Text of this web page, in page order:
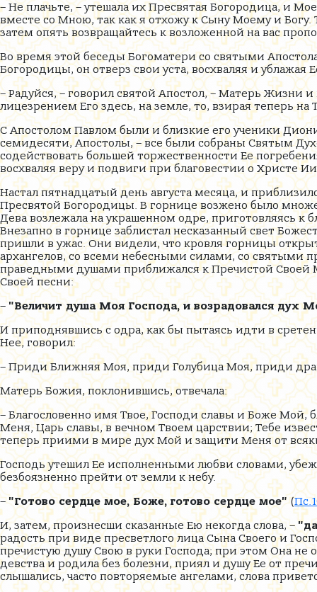
– Не плачьте, – утешала их Пресвятая Богородица, и
вместе со Мною, так как я отхожу к Сыну Моему и
затем опять возвращайтесь к возложенной на вас
Во время этой беседы Богоматери со святыми
Богородицы, он отверз свои уста, восхваляя и ублажая
– Радуйся, – говорил святой Апостол, – Матерь Жизни
лицезрением Его здесь, на земле, то, взирая теперь
С Апостолом Павлом были и близкие его ученики
семидесяти, Апостолы, – все были собраны Святым
содействовать большей торжественности Ее
восхваляя веру и подвиги при благовестии о Христе
Настал пятнадцатый день августа месяца, и
Пресвятой Богородицы. В горнице возжено было
Дева возлежала на украшенном одре, приготовляясь
Внезапно в горнице заблистал несказанный свет
пришли в ужас. Они видели, что кровля горницы
архангелов, со всеми небесными силами, со святыми
праведными душами приближался к Пречистой Своей
Своей песни:
– "Величит душа Моя Господа, и возрадовался дух
И приподнявшись с одра, как бы пытаясь идти в
Нее, говорил:
– Приди Ближняя Моя, приди Голубица Моя, приди
Матерь Божия, поклонившись, отвечала:
– Благословенно имя Твое, Господи славы и Боже
Меня, Царь славы, в вечном Твоем царствии; Тебе
теперь приими в мире дух Мой и защити Меня от
Господь утешил Ее исполненными любви словами,
безбоязненно прейти от земли к небу.
– "Готово сердце мое, Боже, готово сердце мое" (
И, затем, произнесши сказанные Ею некогда слова, –
радость при виде пресветлого лица Сына Своего и
пречистую душу Свою в руки Господа; при этом Она не
девства и родила без болезни, приял и душу Ее от
слышались, часто повторяемые ангелами, слова